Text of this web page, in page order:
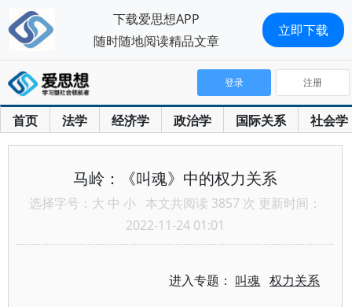
首页 法学 经济学 政治学 国际关系 社会学
登录 注册
马岭：《叫魂》中的权力关系
选择字号： 大 中 小 本文共阅读 3857 次 更新时间：
2022-11-24 01:01
进入专题： 叫魂 权力关系
下载爱思想APP
随时随地阅读精品文章
立即下载